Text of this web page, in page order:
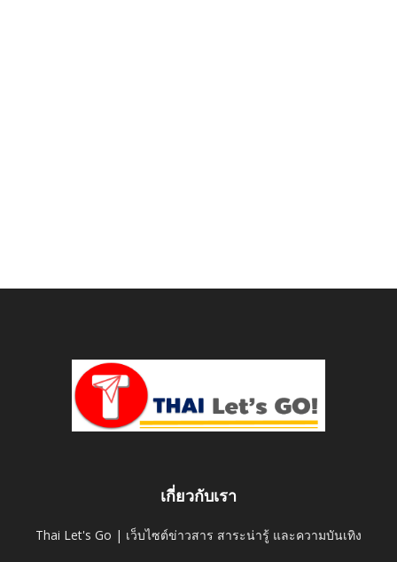
เกี่ยวกับเรา
Thai Let's Go | เว็บไซต์ข่าวสาร สาระน่ารู้ และความบันเทิง